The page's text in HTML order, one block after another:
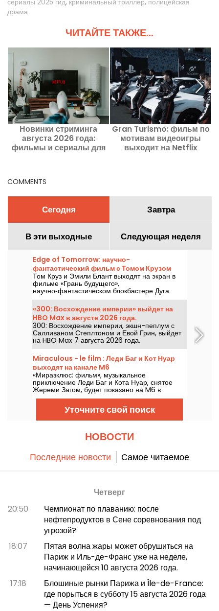
сериалы 2025 гид, криминальный триллер, полицейская
драма
ЧИТАЙТЕ ТАКЖЕ...
Новинки стриминга
августа 2026 года:
фильмы и сериалы для
Gran Turismo: фильм по
мотивам видеоигры
выходит на Netflix
COMMENTS
Сегодня Завтра
В эти выходные Следующая неделя
Edge of Tomorrow: научно-
фантастический фильм с Томом Крузом
выходит на Netflix
Том Круз и Эмили Блант выходят на экран в
фильме «Грань будущего»,
научно‑фантастическом блокбастере Дуга
Лаймана, который будет доступен на Netflix с
6 августа 2026 года.
«300: Восхождение империи» выйдет на
HBO Max в августе 2026 года.
300: Восхождение империи, экшн-пеплум с
Салливаном Степлтоном и Евой Грин, выйдет
на HBO Max 7 августа 2026 года.
Miraculous - le film : Леди Баг и Кот Нуар
выходят на канале M6
«Миразклюс: фильм», музыкальное
приключение Леди Баг и Кота Нуар, снятое
Жереми Загом, будет показано на M6 в
пятницу, 7 августа 2026 года, в 21:05.
Уточните свой поиск
НОВОСТИ
Последние новости Самое читаемое
Четверг
20:50
Чемпионат по плаванию: после
нефтепродуктов в Сене соревнования под
угрозой?
18:07
Пятая волна жары может обрушиться на
Париж и Иль-де-Франс уже на неделе,
начинающейся 10 августа 2026 года.
17:18
Блошиные рынки Парижа и Île-de-France:
где порыться в субботу 15 августа 2026 года
— День Успения?